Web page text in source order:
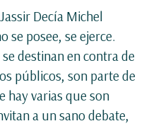
Decía Michel
se posee, se ejerce.
destinan en contra de
públicos, son parte de
hay varias que son
a un sano debate,